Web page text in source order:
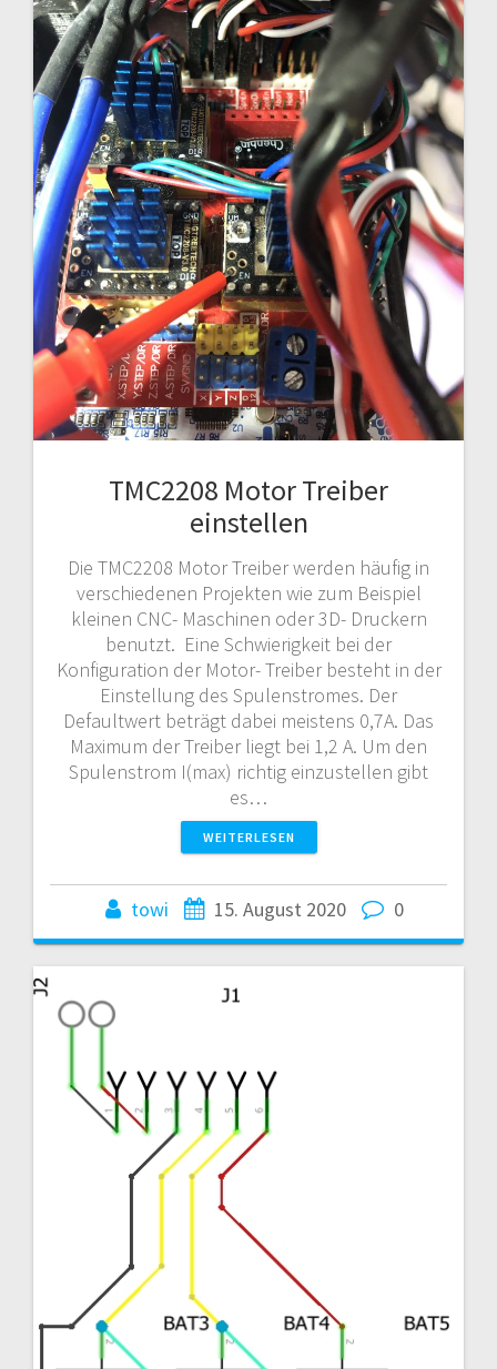
TMC2208 Motor Treiber
einstellen
Die TMC2208 Motor Treiber werden häufig in
verschiedenen Projekten wie zum Beispiel
kleinen CNC- Maschinen oder 3D- Druckern
benutzt. Eine Schwierigkeit bei der
Konfiguration der Motor- Treiber besteht in der
Einstellung des Spulenstromes. Der
Defaultwert beträgt dabei meistens 0,7A. Das
Maximum der Treiber liegt bei 1,2 A. Um den
Spulenstrom I(max) richtig einzustellen gibt
es…
WEITERLESEN
towi 15. August 2020 0